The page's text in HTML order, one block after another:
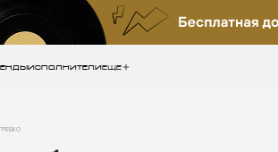
ИСПОЛНИТЕЛИЕще